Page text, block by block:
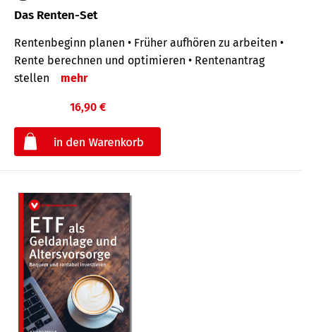
Das Renten-Set
Rentenbeginn planen • Früher aufhören zu arbeiten •
Rente berechnen und optimieren • Rentenantrag
stellen
mehr
16,90 €